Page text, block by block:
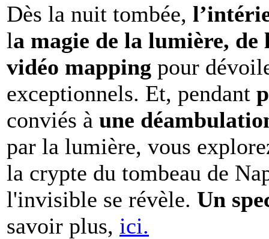
Dès la nuit tombée,
la magie de la lumière,
vidéo mapping pour
exceptionnels. Et, pendant
conviés à une
par la lumière, vous
la crypte du tombeau de
l'invisible se révèle. Un
savoir plus, ici.